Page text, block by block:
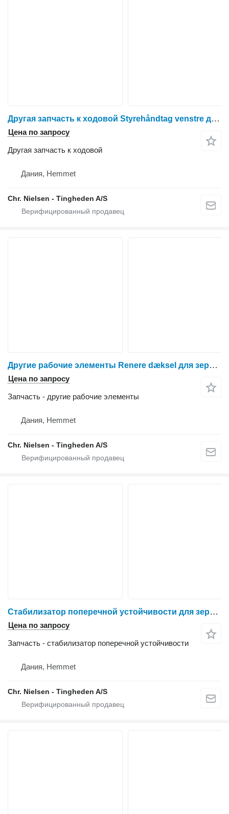
Другая запчасть к ходовой Styrehåndtag venstre для зерноуборочного комбайна Dronningborg D1650
Цена по запросу
Другая запчасть к ходовой
Дания, Hemmet
Chr. Nielsen - Tingheden A/S
Другие рабочие элементы Renere dæksel для зерноуборочного комбайна Dronningborg D1650
Цена по запросу
Запчасть - другие рабочие элементы
Дания, Hemmet
Chr. Nielsen - Tingheden A/S
Стабилизатор поперечной устойчивости для зерноуборочного комбайна Dronningborg D1650
Цена по запросу
Запчасть - стабилизатор поперечной устойчивости
Дания, Hemmet
Chr. Nielsen - Tingheden A/S